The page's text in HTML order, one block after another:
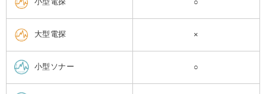
○
大型電探 ×
小型ソナー ○